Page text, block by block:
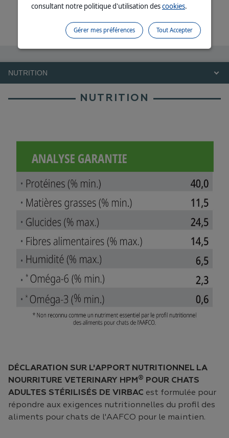
NUTRITION
NUTRITION
DÉCLARATION SUR L'APPORT NUTRITIONNEL LA
NOURRITURE VETERINARY HPM ®
POUR CHATS
ADULTES STÉRILISÉS DE VIRBAC est formulée pour
répondre aux exigences nutritionnelles du profil des
aliments pour chats de l'AAFCO pour le maintien.
consultant notre politique d'utilisation descookies.
Tout Accepter
Gérer mes préférences